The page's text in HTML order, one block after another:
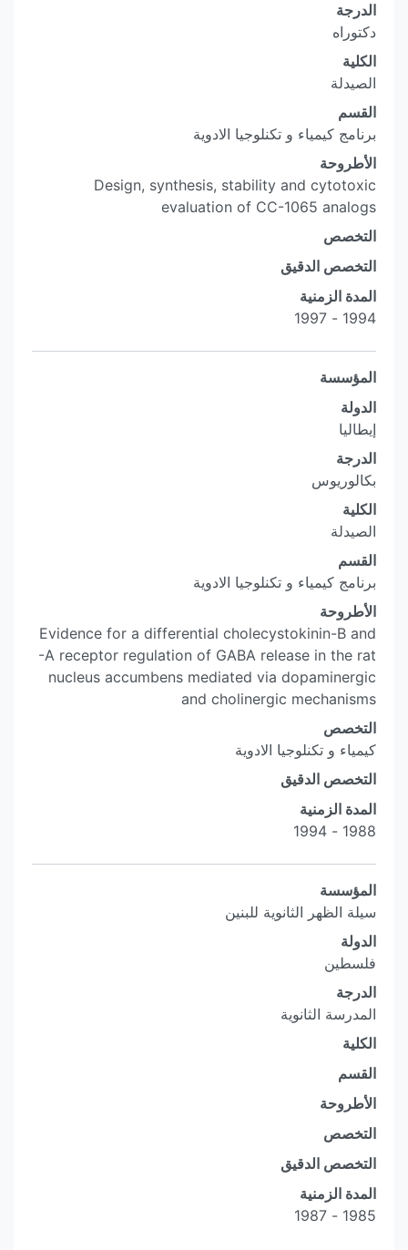
الدرجة
دكتوراه
الكلية
الصيدلة
القسم
برنامج كيمياء و تكنلوجيا الادوية
الأطروحة
Design, synthesis, stability and cytotoxic
evaluation of CC-1065 analogs
التخصص
التخصص الدقيق
المدة الزمنية
1994 - 1997
المؤسسة
الدولة
إيطاليا
الدرجة
بكالوريوس
الكلية
الصيدلة
القسم
برنامج كيمياء و تكنلوجيا الادوية
الأطروحة
Evidence for a differential cholecystokinin-B and
-A receptor regulation of GABA release in the rat
nucleus accumbens mediated via dopaminergic
and cholinergic mechanisms
التخصص
كيمياء و تكنلوجيا الادوية
التخصص الدقيق
المدة الزمنية
1988 - 1994
المؤسسة
سيلة الظهر الثانوية للبنين
الدولة
فلسطين
الدرجة
المدرسة الثانوية
الكلية
القسم
الأطروحة
التخصص
التخصص الدقيق
المدة الزمنية
1985 - 1987